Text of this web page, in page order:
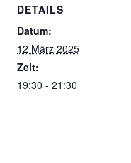
DETAILS
Datum:
12 März 2025
Zeit:
19:30 - 21:30